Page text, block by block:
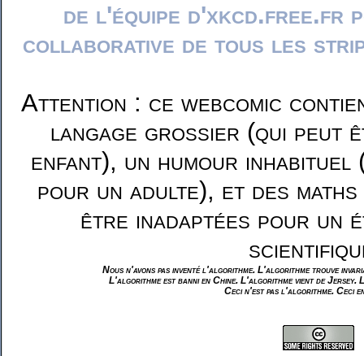
de l'équipe d'xkcd.free.fr
collaborative de tous les
Attention : ce webcomic
langage grossier (qui peut
enfant), un humour inhabituel
pour un adulte), et des maths
être inadaptées pour un
Nous n'avons pas inventé l'algorithme. L'algorithme trouve
L'algorithme est banni en Chine. L'algorithme vient de Jersey.
Ceci n'est pas l'algorithme. Ceci